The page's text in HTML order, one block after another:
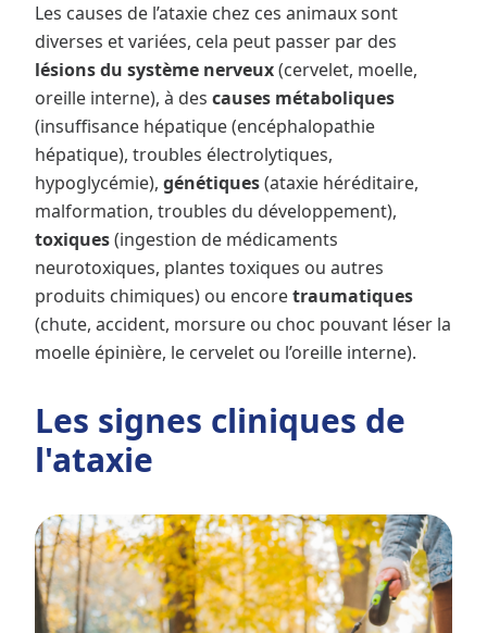
Les causes de l’ataxie chez ces animaux sont
diverses et variées, cela peut passer par des
lésions du système nerveux(cervelet, moelle,
oreille interne), à des causes métaboliques
(insuffisance hépatique (encéphalopathie
hépatique), troubles électrolytiques,
hypoglycémie), génétiques(ataxie héréditaire,
malformation, troubles du développement),
toxiques(ingestion de médicaments
neurotoxiques, plantes toxiques ou autres
produits chimiques) ou encoretraumatiques
(chute, accident, morsure ou choc pouvant léser la
moelle épinière, le cervelet ou l’oreille interne).
Les signes cliniques de
l'ataxie